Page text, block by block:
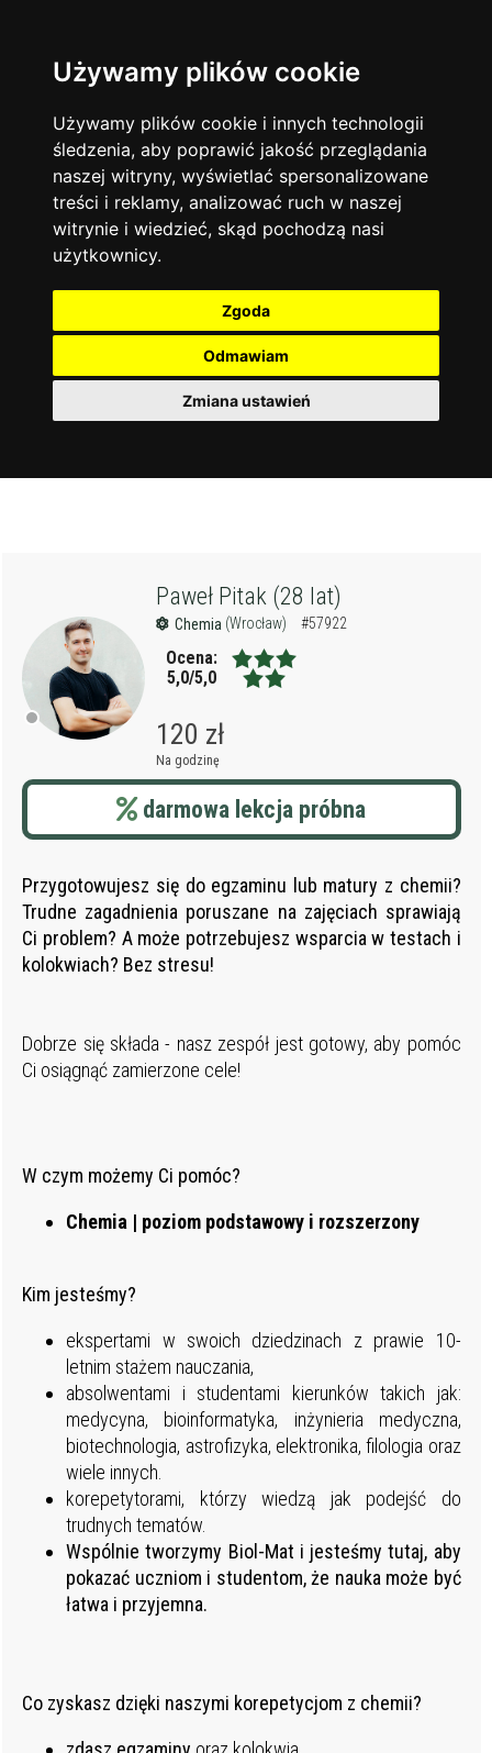
Używamy plików cookie
Używamy plików cookie i innych technologii
śledzenia, aby poprawić jakość przeglądania
naszej witryny, wyświetlać spersonalizowane
treści i reklamy, analizować ruch w naszej
witrynie i wiedzieć, skąd pochodzą nasi
użytkownicy.
Zgoda
Odmawiam
Zmiana ustawień
Język angielski 13744
Matematyka 12928
Chemia 4886
Język niemiecki 4307
Język polski 3426
Fizyka
Język francuski
Warszawa
Korepetycje
Online
14837
Kraków 7753
Wrocław
Łódź 3513
Gdańsk 2075
Paweł Pitak (28 lat)
Chemia (Wrocław) #57922
Ocena:
5,0/5,0
120 zł
Na godzinę
darmowa lekcja próbna
Przygotowujesz się do egzaminu lub matury z chemii?
Trudne zagadnienia poruszane na zajęciach sprawiają
Ci problem? A może potrzebujesz wsparcia w testach i
kolokwiach? Bez stresu!
Dobrze się składa - nasz zespół jest gotowy, aby pomóc
Ci osiągnąć zamierzone cele!
W czym możemy Ci pomóc?
Chemia | poziom podstawowy i rozszerzony
Kim jesteśmy?
ekspertami w swoich dziedzinach z prawie 10-
letnim stażem nauczania,
absolwentami i studentami kierunków takich jak:
medycyna, bioinformatyka, inżynieria medyczna,
biotechnologia, astrofizyka, elektronika, filologia oraz
wiele innych.
korepetytorami, którzy wiedzą jak podejść do
trudnych tematów.
Wspólnie tworzymy Biol-Mat i jesteśmy tutaj, aby
pokazać uczniom i studentom, że nauka może być
łatwa i przyjemna.
Co zyskasz dzięki naszymi korepetycjom z chemii?